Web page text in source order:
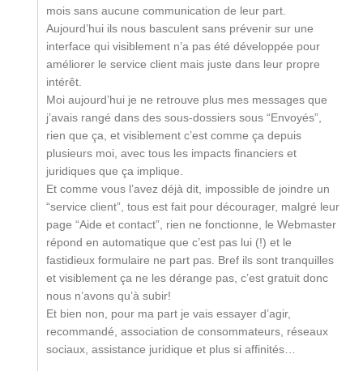
mois sans aucune communication de leur part.
Aujourd’hui ils nous basculent sans prévenir sur une
interface qui visiblement n’a pas été développée pour
améliorer le service client mais juste dans leur propre
intérêt.
Moi aujourd’hui je ne retrouve plus mes messages que
j’avais rangé dans des sous-dossiers sous “Envoyés”,
rien que ça, et visiblement c’est comme ça depuis
plusieurs moi, avec tous les impacts financiers et
juridiques que ça implique.
Et comme vous l’avez déjà dit, impossible de joindre un
“service client”, tous est fait pour décourager, malgré leur
page “Aide et contact”, rien ne fonctionne, le Webmaster
répond en automatique que c’est pas lui (!) et le
fastidieux formulaire ne part pas. Bref ils sont tranquilles
et visiblement ça ne les dérange pas, c’est gratuit donc
nous n’avons qu’à subir!
Et bien non, pour ma part je vais essayer d’agir,
recommandé, association de consommateurs, réseaux
sociaux, assistance juridique et plus si affinités…